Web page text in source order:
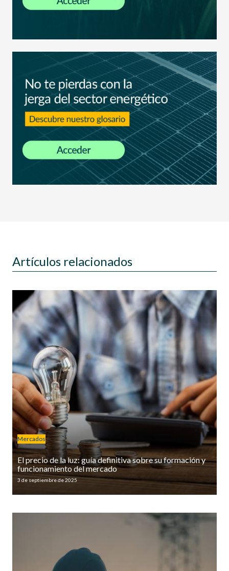
Artículos relacionados
Mercados
El precio de la luz: guía definitiva sobre su formación y
funcionamiento del mercado
3 de septiembre de 2025